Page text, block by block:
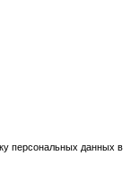
персональных данных в